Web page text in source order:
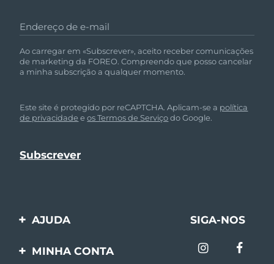
Endereço de e-mail
Ao carregar em «Subscrever», aceito receber comunicações
de marketing da FOREO. Compreendo que posso cancelar
a minha subscrição a qualquer momento.
Este site é protegido por reCAPTCHA. Aplicam-se a política
de privacidade eos Termos de Serviçodo Google.
AJUDA
Entre em contato
SIGA-NOS
MINHA CONTA